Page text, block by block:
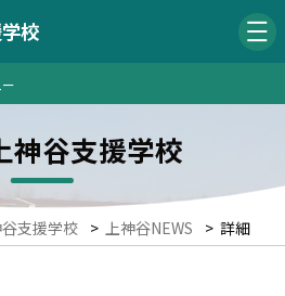
校
神谷支援学校
支援学校 > 上神谷NEWS > 詳細